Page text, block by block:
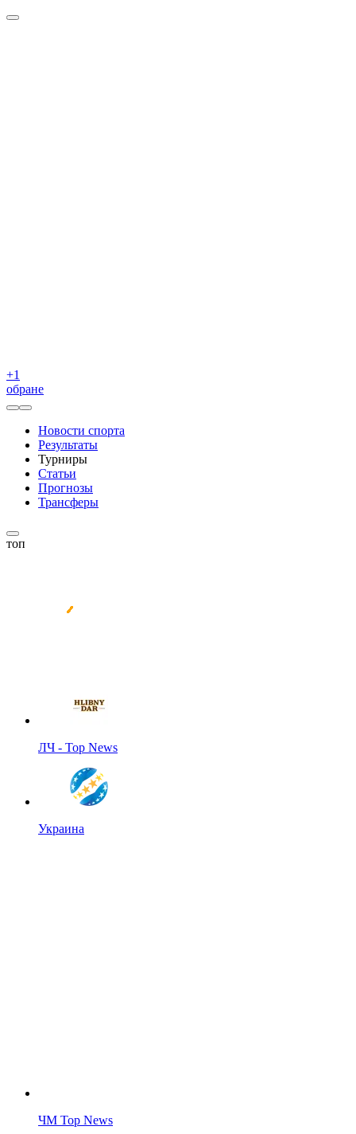
+1
обране
Новости спорта
Результаты
Турниры
Статьи
Прогнозы
Трансферы
топ
ЛЧ - Top News
Украина
ЧМ Top News